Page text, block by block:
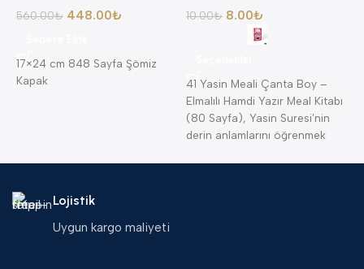
560.00₺ 448.00₺
17×24 cm 848 Sayfa Şömiz
Kapak
Kitabı (80 Sayfa)
10.00₺ 8.00₺
41 Yasin Meali Çanta Boy –
Elmalılı Hamdi Yazır Meal Kitabı
(80 Sayfa), Yasin Suresi’nin
derin anlamlarını öğrenmek
Lojistik
Uygun kargo maliyeti